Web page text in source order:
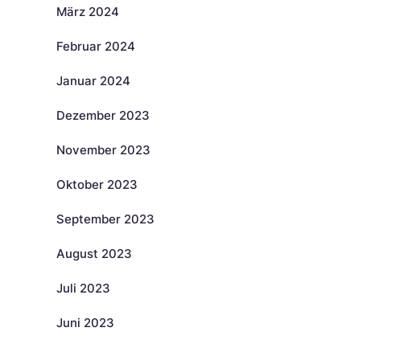
März 2024
Februar 2024
Januar 2024
Dezember 2023
November 2023
Oktober 2023
September 2023
August 2023
Juli 2023
Juni 2023